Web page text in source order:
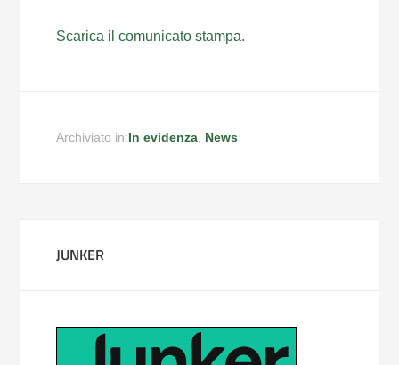
Scarica il comunicato stampa.
Archiviato in:In evidenza News
JUNKER